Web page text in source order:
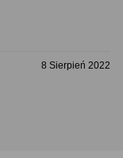
8 Sierpień 2022